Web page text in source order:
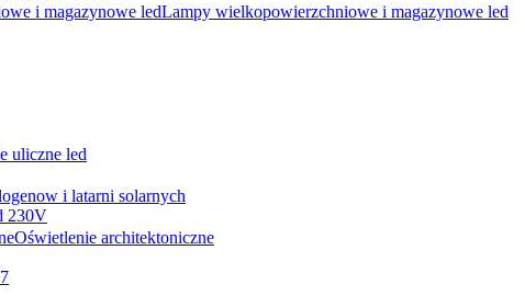
Lampy wielkopowierzchniowe i magazynowe led
uliczne led
i latarni solarnych
230V
Oświetlenie architektoniczne